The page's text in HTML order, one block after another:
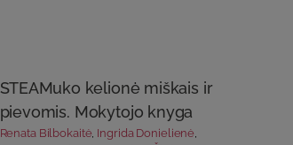
STEAMuko kelionė miškais ir
pievomis. Mokytojo knyga
Renata Bilbokaitė Ingrida Donielienė